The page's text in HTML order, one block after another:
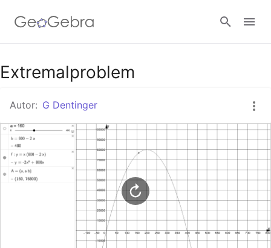
Google Classroom
GeoGebra Classroom
Anmelden
Extremalproblem
Autor: G Dentinger